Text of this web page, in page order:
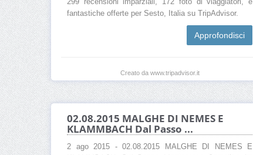
299 recensioni imparziali, 172 foto di viaggiatori, e
fantastiche offerte per Sesto, Italia su TripAdvisor.
Approfondisci
Creato da www.tripadvisor.it
02.08.2015 MALGHE DI NEMES E
KLAMMBACH Dal Passo ...
2 ago 2015 - 02.08.2015 MALGHE DI NEMES E